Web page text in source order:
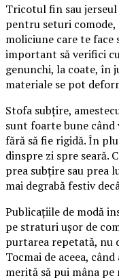
Tricotul fin sau
pentru seturi comode,
moliciune care te face
important să verifici
genunchi, la coate, în
materiale se pot
Stofa subțire,
sunt foarte bune
fără să fie rigidă. În
dinspre zi spre seară.
prea subțire sau prea
mai degrabă festiv
Publicațiile de modă
pe straturi ușor de
purtarea repetată, nu
Tocmai de aceea,
merită să pui mâna